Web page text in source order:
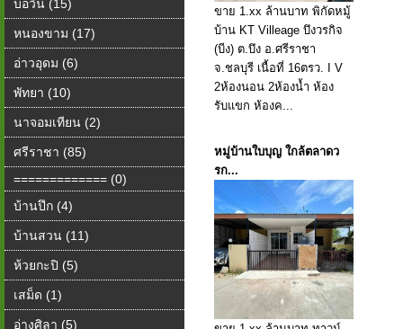
บ่อวิน (15)
หนองขาม (17)
อ่าวอุดม (6)
พัทยา (10)
นาจอมเทียน (2)
ศรีราชา (85)
============= (0)
บ้านปึก (4)
บ้านสวน (11)
ห้วยกะปิ (5)
เสม็ด (1)
อ่างศิลา (5)
ขาย 1.xx ล้านบาท พิกัดหมู้
บ้าน KT Villeage บึงวรกิจ
(บีง) ต.บึง อ.ศรีราชา
จ.ชลบุรี เนื้อที่ 16ตรว. I V
2ห้องนอน 2ห้องน้ำ ห้อง
รับแขก ห้องค...
หมู่บ้านใบบุญ ใกล้ตลาดว
รก...